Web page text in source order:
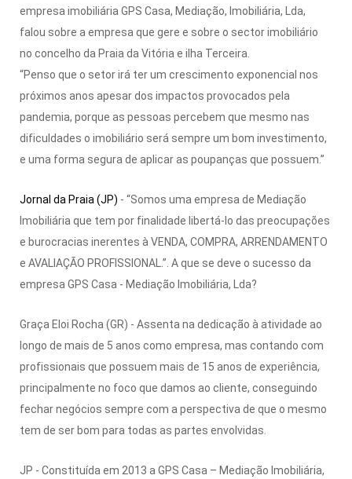
empresa imobiliária GPS Casa, Mediação, Imobiliária, Lda,
falou sobre a empresa que gere e sobre o sector imobiliário
no concelho da Praia da Vitória e ilha Terceira.
“Penso que o setor irá ter um crescimento exponencial nos
próximos anos apesar dos impactos provocados pela
pandemia, porque as pessoas percebem que mesmo nas
dificuldades o imobiliário será sempre um bom investimento,
e uma forma segura de aplicar as poupanças que possuem.”
Jornal da Praia (JP) - “Somos uma empresa de Mediação
Imobiliária que tem por finalidade libertá-lo das preocupações
e burocracias inerentes à VENDA, COMPRA, ARRENDAMENTO
e AVALIAÇÃO PROFISSIONAL.”. A que se deve o sucesso da
empresa GPS Casa - Mediação Imobiliária, Lda?
Graça Eloi Rocha (GR) - Assenta na dedicação à atividade ao
longo de mais de 5 anos como empresa, mas contando com
profissionais que possuem mais de 15 anos de experiência,
principalmente no foco que damos ao cliente, conseguindo
fechar negócios sempre com a perspectiva de que o mesmo
tem de ser bom para todas as partes envolvidas.
JP - Constituída em 2013 a GPS Casa – Mediação Imobiliária,